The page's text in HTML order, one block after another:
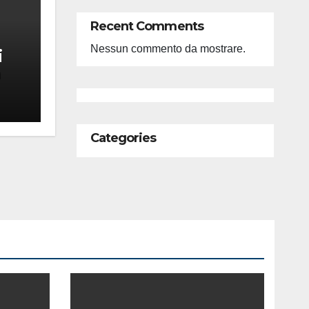
Recent Comments
Nessun commento da mostrare.
Categories